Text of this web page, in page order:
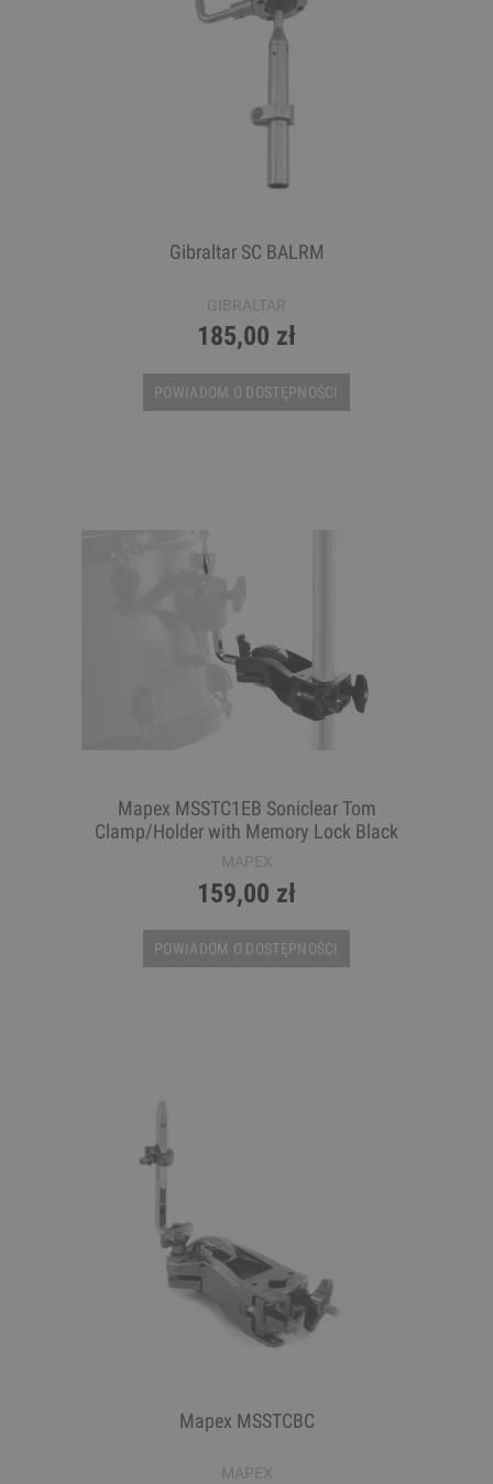
Gibraltar SC BALRM
GIBRALTAR
185,00 zł
POWIADOM O DOSTĘPNOŚCI
Mapex MSSTC1EB Soniclear Tom
Clamp/Holder with Memory Lock Black
MAPEX
159,00 zł
POWIADOM O DOSTĘPNOŚCI
Mapex MSSTCBC
MAPEX